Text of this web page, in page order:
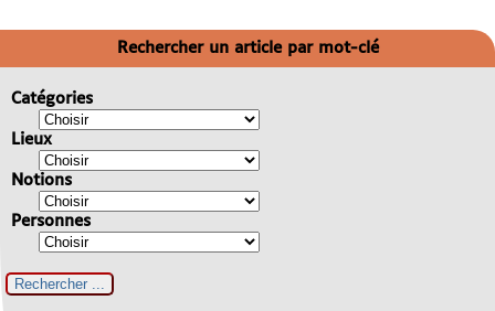
Rechercher un article par mot-clé
Catégories
Lieux
Notions
Personnes